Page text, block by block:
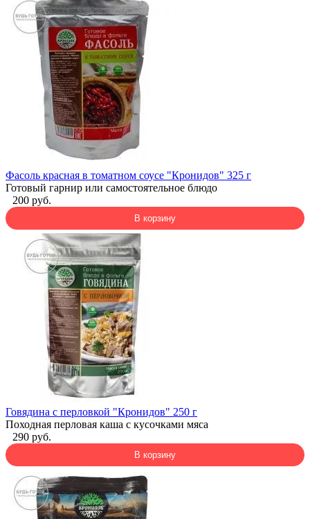
Фасоль красная в томатном соусе "Кронидов" 325 г
Готовый гарнир или самостоятельное блюдо
200 руб.
В корзину
Говядина с перловкой "Кронидов" 250 г
Походная перловая каша с кусочками мяса
290 руб.
В корзину